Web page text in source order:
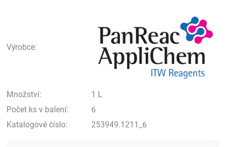
Výrobce:
Množství:
1 L
Počet ks v balení:
6
Katalogové číslo:
253949.1211_6